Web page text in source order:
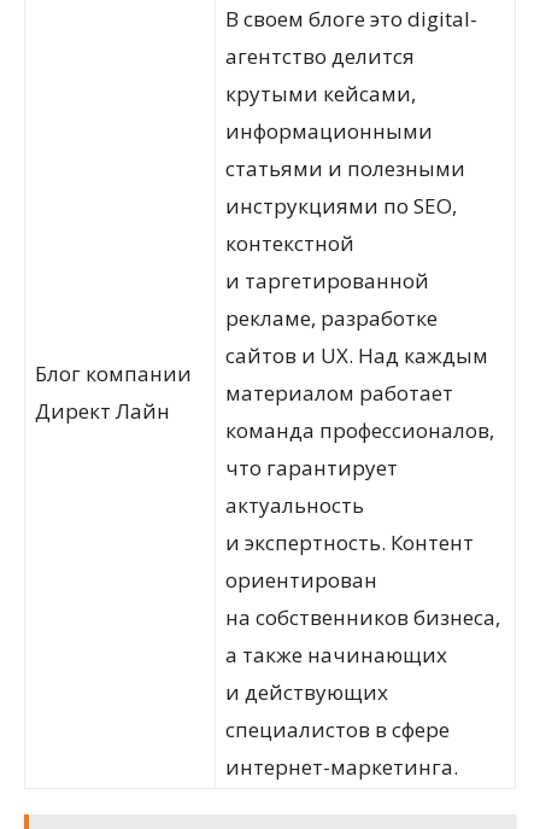
Блог компании
Директ Лайн
В своем блоге это digital-
агентство делится
крутыми кейсами,
информационными
статьями и полезными
инструкциями по SEO,
контекстной
и таргетированной
рекламе, разработке
сайтов и UX. Над каждым
материалом работает
команда профессионалов,
что гарантирует
актуальность
и экспертность. Контент
ориентирован
на собственников бизнеса,
а также начинающих
и действующих
специалистов в сфере
интернет-маркетинга.